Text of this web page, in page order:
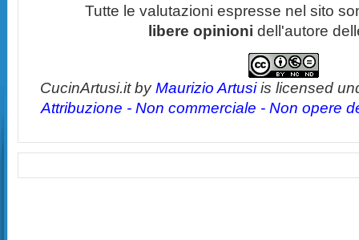
Tutte le valutazioni espresse nel sito
libere opinioni dell'autore
CucinArtusi.itbyMaurizio Artusiis licensed
Attribuzione - Non commerciale - Non opere